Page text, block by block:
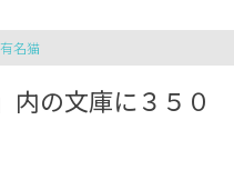
名猫
内の文庫に３５０